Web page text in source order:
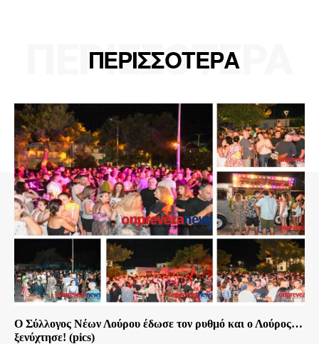
ΠΕΡΙΣΣΟΤΕΡΑ
ΠΕΡΙΣΣΟΤΕΡΑ
Ο Σύλλογος Νέων Λούρου έδωσε τον ρυθμό και ο Λούρος…
ξενύχτησε! (pics)